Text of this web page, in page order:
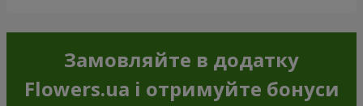
Замовляйте в додатку
Flowers.ua і отримуйте бонуси